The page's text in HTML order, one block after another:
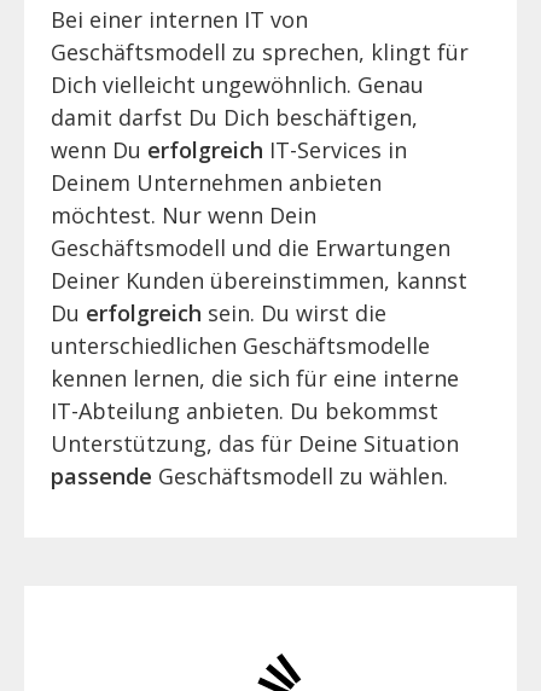
Bei einer internen IT von
Geschäftsmodell zu sprechen, klingt für
Dich vielleicht ungewöhnlich. Genau
damit darfst Du Dich beschäftigen,
wenn Du erfolgreich IT-Services in
Deinem Unternehmen anbieten
möchtest. Nur wenn Dein
Geschäftsmodell und die Erwartungen
Deiner Kunden übereinstimmen, kannst
Du erfolgreich sein. Du wirst die
unterschiedlichen Geschäftsmodelle
kennen lernen, die sich für eine interne
IT-Abteilung anbieten. Du bekommst
Unterstützung, das für Deine Situation
passende Geschäftsmodell zu wählen.